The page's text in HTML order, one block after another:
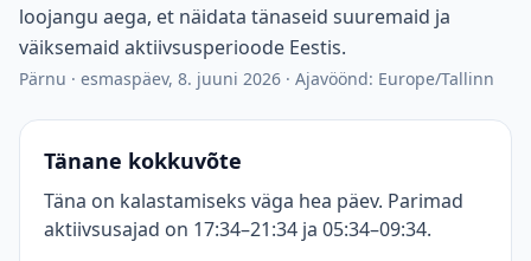
loojangu aega, et näidata tänaseid suuremaid ja
väiksemaid aktiivsusperioode Eestis.
Pärnu · esmaspäev, 8. juuni 2026 · Ajavöönd: Europe/Tallinn
Tänane kokkuvõte
Täna on kalastamiseks väga hea päev. Parimad
aktiivsusajad on 17:34–21:34 ja 05:34–09:34.